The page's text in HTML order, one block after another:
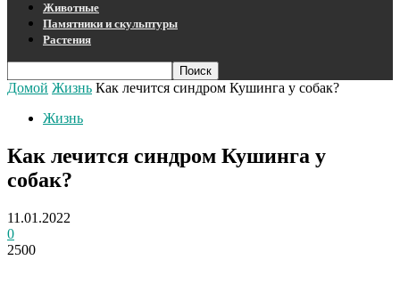
Животные
Памятники и скульптуры
Растения
Домой Жизнь Как лечится синдром Кушинга у собак?
Жизнь
Как лечится синдром Кушинга у
собак?
11.01.2022
0
2500